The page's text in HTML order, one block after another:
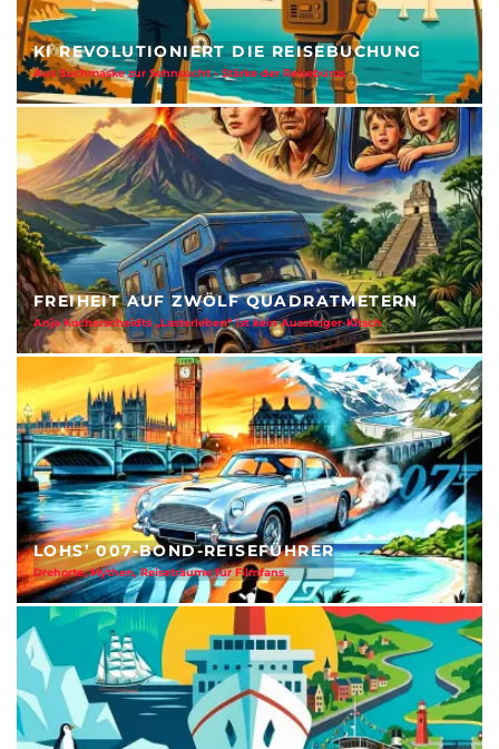
KI REVOLUTIONIERT DIE REISEBUCHUNG
Aus Suchmaske zur Sehnsucht - Stärke der Reisebüros
FREIHEIT AUF ZWÖLF QUADRATMETERN
Anja Kocherscheidts „Lasterleben“ ist kein Aussteiger-Kitsch
LOHS’ 007-BOND-REISEFÜHRER
Drehorte, Mythen, Reiseträume für Filmfans